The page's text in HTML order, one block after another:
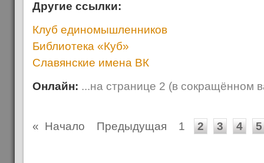
Другие ссылки:
Клуб единомышленников
Библиотека «Куб»
Славянские имена ВК
Онлайн: ...на странице 2 (в сокращённом
« Начало Предыдущая 1 2 3 4 5